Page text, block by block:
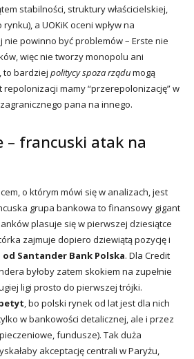
stabilności, struktury właścicielskiej,
a UOKiK oceni wpływ na
nie powinno być problemów – Erste nie
więc nie tworzy monopolu ani
to bardziej politycy spoza rządumogą
repolonizacji mamy “przerepolonizację” w
pana na innego.
– francuski atak na
o którym mówi się w analizach, jest
grupa bankowa to finansowy gigant
plasuje się w pierwszej dziesiątce
zajmuje dopiero dziewiątą pozycję i
Santander Bank Polska. Dla Credit
byłoby zatem skokiem na zupełnie
ligi prosto do pierwszej trójki.
, bo polski rynek od lat jest dla nich
w bankowości detalicznej, ale i przez
fundusze). Tak duża
akceptację centrali w Paryżu,